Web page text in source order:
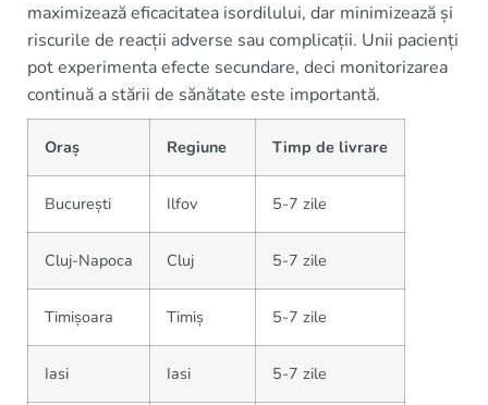
maximizează eficacitatea isordilului, dar minimizează și
riscurile de reacții adverse sau complicații. Unii pacienți
pot experimenta efecte secundare, deci monitorizarea
continuă a stării de sănătate este importantă.
Oraș Regiune Timp de livrare
București Ilfov 5-7 zile
Cluj-Napoca Cluj 5-7 zile
Timișoara Timiș 5-7 zile
Iasi Iasi 5-7 zile